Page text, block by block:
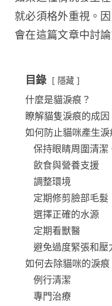
就必須格外重視。
會在這篇文章中討
目錄 隱藏
什麼是貓淚痕？
瞭解貓隻淚痕的成因
如何防止貓咪產生淚
保持眼睛周圍清潔
飲食與營養支援
調整環境
定期修剪臉部毛髮
選擇正確的水源
定期看獸醫
避免過度緊張和壓
如何去除貓咪的淚痕
例行清潔
專門治療